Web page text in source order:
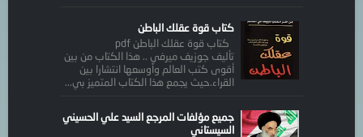
كتاب قوة عقلك الباطن
كتاب قوة عقلك الباطن pdf
تأليف جوزيف ميرفي .. هذا الكتاب من بين
أقوى كتب العالم وأوسعها انتشارا بين
القراء.حيث يجمع هذا الكتاب المتميز بي...
جميع مؤلفات المرجع السيد علي الحسيني
السيستاني